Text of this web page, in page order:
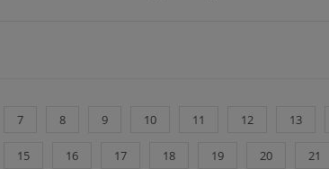
7 8 9 10 11 12 13
15 16 17 18 19 20 21